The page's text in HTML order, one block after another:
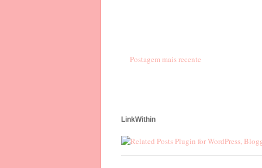
Postagem mais recente
LinkWithin